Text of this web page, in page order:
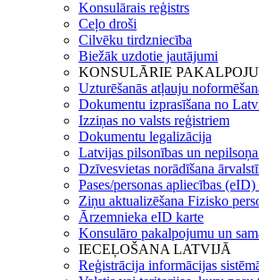
Konsulārais reģistrs
Ceļo droši
Cilvēku tirdzniecība
Biežāk uzdotie jautājumi
KONSULĀRIE
Uzturēšanās atļauju
Dokumentu izprasīšana no
Izziņas no valsts reģistriem
Dokumentu legalizācija
Latvijas pilsonības un
Dzīvesvietas norādīšana
Pases/personas apliecības
Ziņu aktualizēšana Fizisko
Ārzemnieka eID karte
Konsulāro pakalpojumu un
IECEĻOŠANA LATVIJĀ
Reģistrācija informācijas